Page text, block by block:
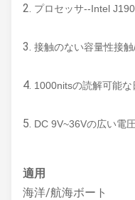
2. プロセッサ--Intel
3. 接触のない容量性接
4. 1000nitsの読解可能
5. DC 9V~36Vの広い電
適用
海洋/航海ボート